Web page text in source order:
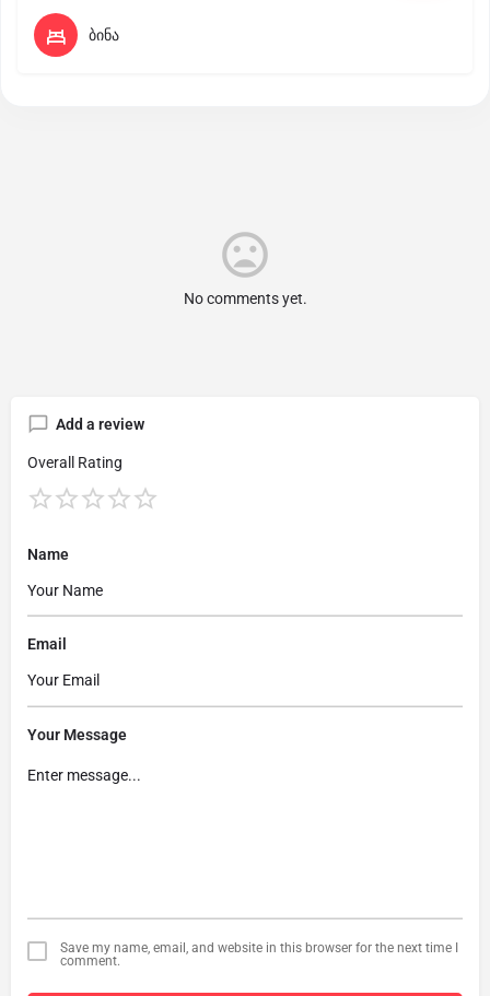
ბინა
No comments yet.
Add a review
Overall Rating
Name
Email
Your Message
Save my name, email, and website in this browser for the next time I
comment.